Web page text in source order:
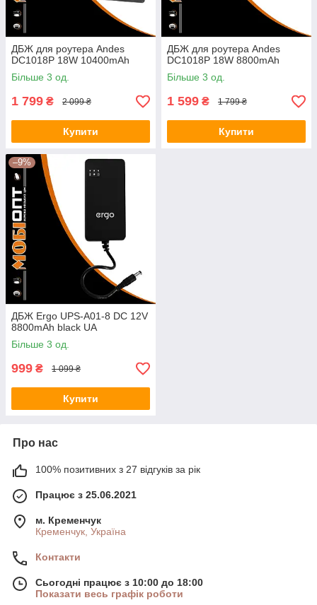
ДБЖ для роутера Andes
DC1018P 18W 10400mAh
Більше 3 од.
1 799 ₴ 2 099 ₴
Купити
ДБЖ для роутера Andes
DC1018P 18W 8800mAh
Більше 3 од.
1 599 ₴ 1 799 ₴
Купити
–9%
ДБЖ Ergo UPS-A01-8 DC 12V
8800mAh black UA
Більше 3 од.
999 ₴ 1 099 ₴
Купити
Про нас
100% позитивних з 27 відгуків за рік
Працює з 25.06.2021
м. Кременчук
Кременчук, Україна
Контакти
Сьогодні працює з 10:00 до 18:00
Показати весь графік роботи